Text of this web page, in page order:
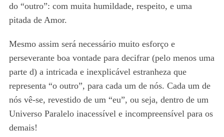
do “outro”: com muita humildade, respeito, e uma
pitada de Amor.
Mesmo assim será necessário muito esforço e
perseverante boa vontade para decifrar (pelo menos uma
parte d) a intricada e inexplicável estranheza que
representa “o outro”, para cada um de nós. Cada um de
nós vê-se, revestido de um “eu”, ou seja, dentro de um
Universo Paralelo inacessível e incompreensível para os
demais!